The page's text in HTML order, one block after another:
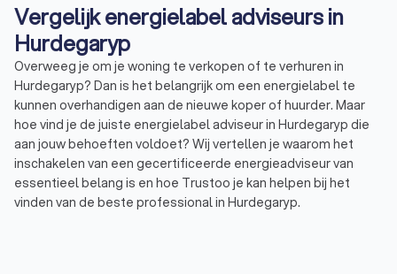
Vergelijk energielabel adviseurs in
Hurdegaryp
Overweeg je om je woning te verkopen of te verhuren in
Hurdegaryp? Dan is het belangrijk om een energielabel te
kunnen overhandigen aan de nieuwe koper of huurder. Maar
hoe vind je de juiste energielabel adviseur in Hurdegaryp die
aan jouw behoeften voldoet? Wij vertellen je waarom het
inschakelen van een gecertificeerde energieadviseur van
essentieel belang is en hoe Trustoo je kan helpen bij het
vinden van de beste professional in Hurdegaryp.